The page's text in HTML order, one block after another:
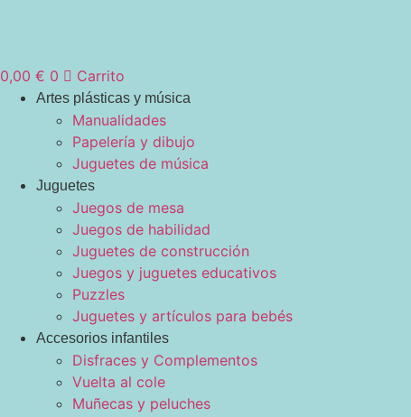
0,00 € 0 Carrito
Artes plásticas y música
Manualidades
Papelería y dibujo
Juguetes de música
Juguetes
Juegos de mesa
Juegos de habilidad
Juguetes de construcción
Juegos y juguetes educativos
Puzzles
Juguetes y artículos para bebés
Accesorios infantiles
Disfraces y Complementos
Vuelta al cole
Muñecas y peluches